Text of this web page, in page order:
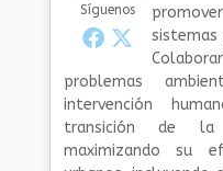
Síguenos
problemas
intervención
transición de la
maximizando su